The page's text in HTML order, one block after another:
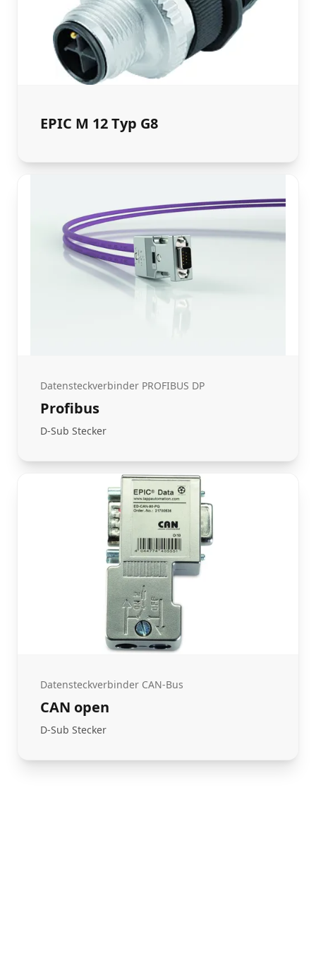
EPIC M 12 Typ G8
Datensteckverbinder PROFIBUS DP
Profibus
D-Sub Stecker
Datensteckverbinder CAN-Bus
CAN open
D-Sub Stecker